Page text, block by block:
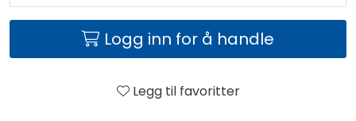
Logg inn for å handle
Legg til favoritter